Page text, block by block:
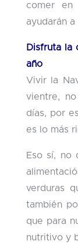
comer
ayudarán
Disfruta la
año
Vivir la
vientre,
días, por
es lo más
Eso sí, no
verduras
también
que para
nutritivo y